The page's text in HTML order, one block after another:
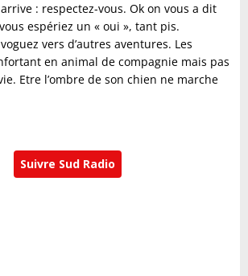
arrive : respectez-vous. Ok on vous a dit
espériez un « oui », tant pis.
vers d’autres aventures. Les
en animal de compagnie mais pas
Etre l’ombre de son chien ne marche
Suivre Sud Radio